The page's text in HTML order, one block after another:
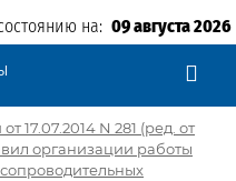
на: 09 августа 2026
17.07.2014 N 281 (ред. от
организации работы